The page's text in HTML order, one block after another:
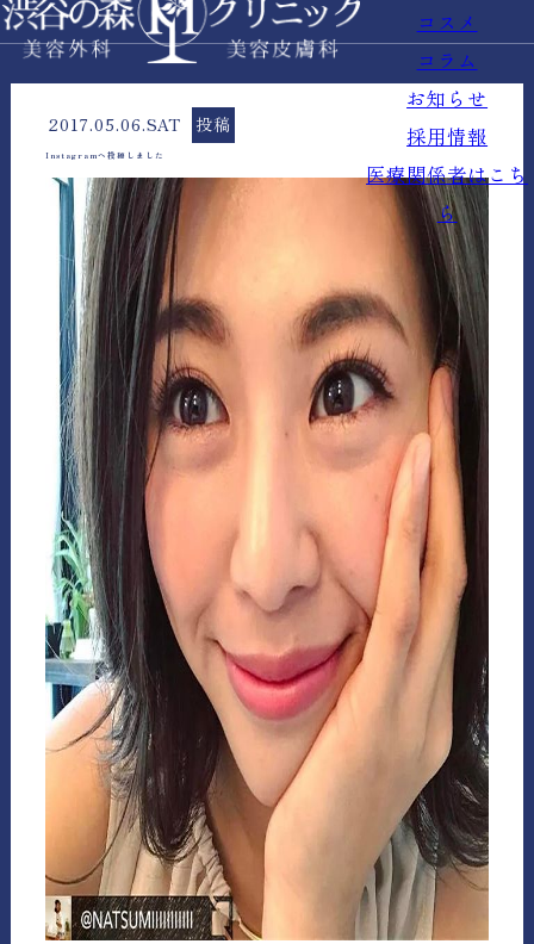
コスメ
コラム
お知らせ
採用情報
医療関係者はこち
ら
2017.05.06.SAT 投稿
Instagramへ投稿しました